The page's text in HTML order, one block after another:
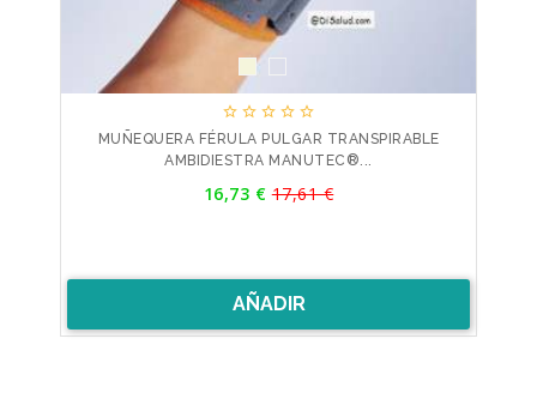
    
MUÑEQUERA FÉRULA PULGAR TRANSPIRABLE
AMBIDIESTRA MANUTEC®...
16,73 €Precio
17,61 €
AÑADIR